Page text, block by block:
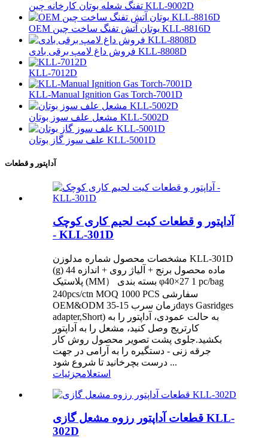
تفنگ شعله بوتان کارخانه چین KLL-9002D
OEM بوتان آتش تفنگ ساخت چین KLL-8816D
فروش داغ لامپ برقی بادی KLL-8808D
KLL-7012D
KLL-Manual Ignition Gas Torch-7001D
مشعل علف سوز بوتان KLL-5002D
علف سوز گاز بوتان KLL-5001D
آداپتور و قطعات
آداپتور و قطعات کیت لحیم کاری کوچک
- KLL-301D
مشخصات محصول شماره مدلوزن KLL-301D
(g) 44 ماده محصول برنج + آلیاژ روی + اندازه
پلاستیک (MM） بسته بندی φ40×27 1 pc/bag
240pcs/ctn MOQ 1000 PCS سفارشی
OEM&ODM زمان سرب 15-35days Gasridges
adapter,Short) به حالت عمودی، آداپتور را به
کارتریج وصل کنید، مشعل را به آداپتور
بکشید.جلوی پشت تصویر محصول روش کار
جرقه زنی - دستگیره را به آرامی در جهت
درست بچرخانید تا شروع شود ...
استعلامجزئیات
قطعات آداپتور رزوه مشعل گازی KLL-
302D